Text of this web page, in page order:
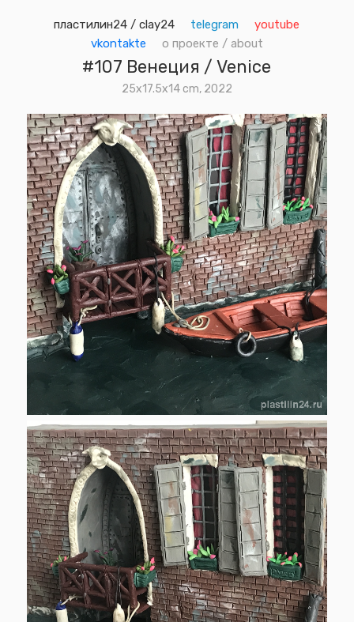
пластилин24 / clay24 telegram
youtube
vkontakte
о проекте / about
#107 Венеция / Venice
25х17.5х14 cm, 2022